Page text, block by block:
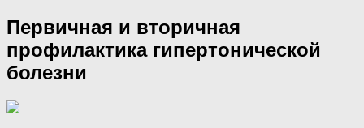
Первичная и вторичная
профилактика гипертонической
болезни